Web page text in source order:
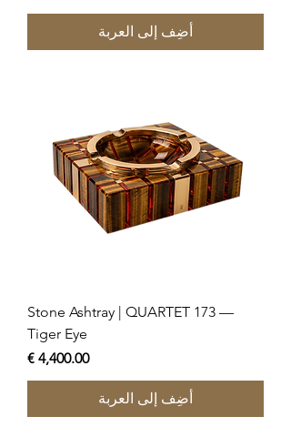
أضِف إلى العربة
Stone Ashtray | QUARTET 173 —
Tiger Eye
السعر
أضِف إلى العربة